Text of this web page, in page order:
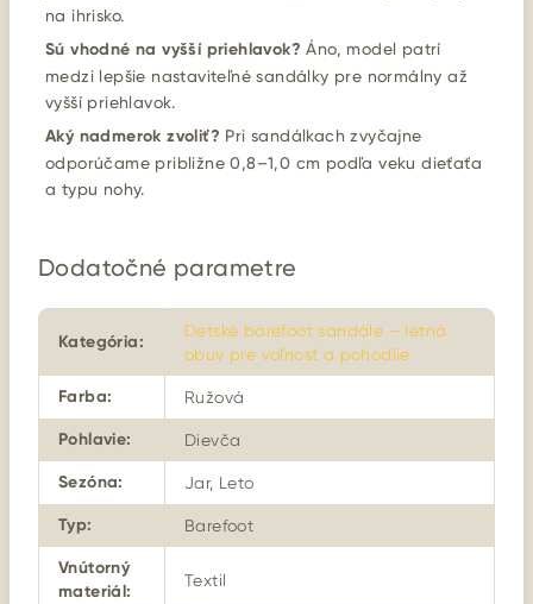
na ihrisko.
Sú vhodné na vyšší priehlavok? Áno, model patrí
medzi lepšie nastaviteľné sandálky pre normálny až
vyšší priehlavok.
Aký nadmerok zvoliť? Pri sandálkach zvyčajne
odporúčame približne 0,8–1,0 cm podľa veku dieťaťa
a typu nohy.
Dodatočné parametre
Kategória:
Detské barefoot sandále – letná
obuv pre voľnosť a pohodlie
Farba: Ružová
Pohlavie: Dievča
Sezóna: Jar, Leto
Typ: Barefoot
Vnútorný
materiál:
Textil